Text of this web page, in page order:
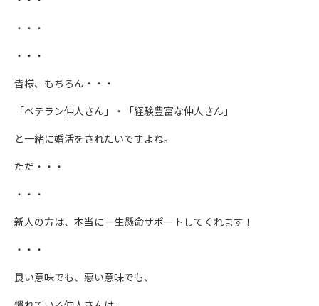
・・・
・・・
皆様、もちろん・・・
「ベテラン仲人さん」・「経験豊富な仲人さん」
と一緒に婚活をされたいですよね。
ただ・・・
・・・
新人の方は、本当に一生懸命サポートしてくれます！
・・・
良い意味でも、悪い意味でも、